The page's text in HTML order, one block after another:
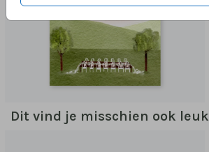
Dit vind je misschien ook leuk